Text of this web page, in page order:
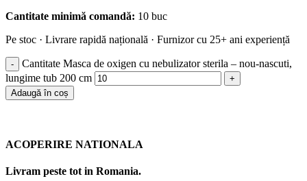
Cantitate minimă comandă: 10 buc
Pe stoc · Livrare rapidă națională · Furnizor cu 25+ ani experiență
Cantitate Masca de oxigen cu nebulizator sterila – nou-nascuti,
lungime tub 200 cm
Adaugă în coș
ACOPERIRE NATIONALA
Livram peste tot in Romania.